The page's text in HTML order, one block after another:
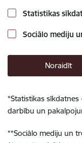
Statistikas
Sociālo mediju
Noraidīt
*Statistikas sīkdatnes
darbību un
**Sociālo mediju un